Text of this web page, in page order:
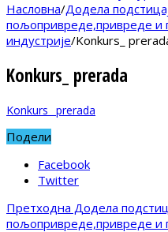
Насловна/Додела
пољопривреде,привреде и
индустрије/Konkurs_
Konkurs_ prerada
Konkurs_ prerada
Подели
Facebook
Twitter
Претходна Додела
пољопривреде,привреде и